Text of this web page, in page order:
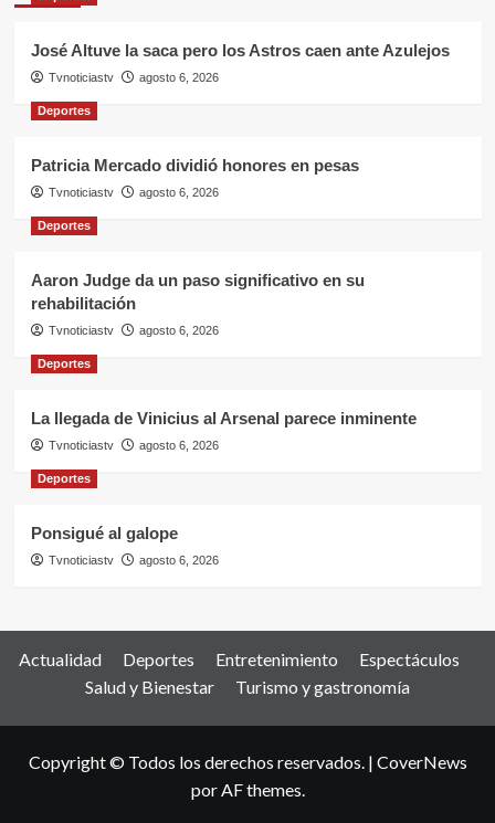
José Altuve la saca pero los Astros caen ante Azulejos
Tvnoticiastv agosto 6, 2026
Deportes
Patricia Mercado dividió honores en pesas
Tvnoticiastv agosto 6, 2026
Deportes
Aaron Judge da un paso significativo en su
rehabilitación
Tvnoticiastv agosto 6, 2026
Deportes
La llegada de Vinicius al Arsenal parece inminente
Tvnoticiastv agosto 6, 2026
Deportes
Ponsigué al galope
Tvnoticiastv agosto 6, 2026
Actualidad Deportes Entretenimiento
Espectáculos
Salud y Bienestar
Turismo y gastronomía
Copyright © Todos los derechos reservados. | CoverNews
por AF themes.